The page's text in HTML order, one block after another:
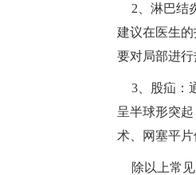
2、淋巴结
建议在医生
要对局部进行
3、股疝：
呈半球形突起
术、网塞平片
除以上常